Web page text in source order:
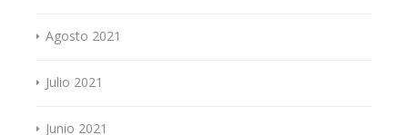
Agosto 2021
Julio 2021
Junio 2021